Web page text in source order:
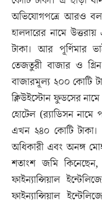
অভিযোগপত্রে আরও বলা
হালদারের নামে
টাকা। আর পূর্ণিমার
তেজতুরী বাজার ও
বাজারমূল্য ২০০ কোটি
ক্লিউইস্টোন ফুডসের
হোটেল (র‌্যাডিসন নামে
এখন ২৪০ কোটি
অধিকারী এবং অনঙ্গ
শতাংশ জমি
ফাইন্যান্সিয়াল
ফাইন্যান্সিয়াল